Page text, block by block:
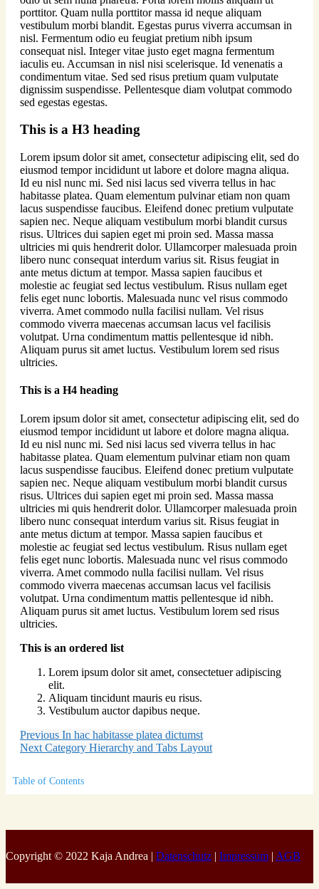
porttitor. Quam nulla porttitor massa id neque aliquam
vestibulum morbi blandit. Egestas purus viverra accumsan in
nisl. Fermentum odio eu feugiat pretium nibh ipsum
consequat nisl. Integer vitae justo eget magna fermentum
iaculis eu. Accumsan in nisl nisi scelerisque. Id venenatis a
condimentum vitae. Sed sed risus pretium quam vulputate
dignissim suspendisse. Pellentesque diam volutpat commodo
sed egestas egestas.
This is a H3 heading
Lorem ipsum dolor sit amet, consectetur adipiscing elit, sed do
eiusmod tempor incididunt ut labore et dolore magna aliqua.
Id eu nisl nunc mi. Sed nisi lacus sed viverra tellus in hac
habitasse platea. Quam elementum pulvinar etiam non quam
lacus suspendisse faucibus. Eleifend donec pretium vulputate
sapien nec. Neque aliquam vestibulum morbi blandit cursus
risus. Ultrices dui sapien eget mi proin sed. Massa massa
ultricies mi quis hendrerit dolor. Ullamcorper malesuada proin
libero nunc consequat interdum varius sit. Risus feugiat in
ante metus dictum at tempor. Massa sapien faucibus et
molestie ac feugiat sed lectus vestibulum. Risus nullam eget
felis eget nunc lobortis. Malesuada nunc vel risus commodo
viverra. Amet commodo nulla facilisi nullam. Vel risus
commodo viverra maecenas accumsan lacus vel facilisis
volutpat. Urna condimentum mattis pellentesque id nibh.
Aliquam purus sit amet luctus. Vestibulum lorem sed risus
ultricies.
This is a H4 heading
Lorem ipsum dolor sit amet, consectetur adipiscing elit, sed do
eiusmod tempor incididunt ut labore et dolore magna aliqua.
Id eu nisl nunc mi. Sed nisi lacus sed viverra tellus in hac
habitasse platea. Quam elementum pulvinar etiam non quam
lacus suspendisse faucibus. Eleifend donec pretium vulputate
sapien nec. Neque aliquam vestibulum morbi blandit cursus
risus. Ultrices dui sapien eget mi proin sed. Massa massa
ultricies mi quis hendrerit dolor. Ullamcorper malesuada proin
libero nunc consequat interdum varius sit. Risus feugiat in
ante metus dictum at tempor. Massa sapien faucibus et
molestie ac feugiat sed lectus vestibulum. Risus nullam eget
felis eget nunc lobortis. Malesuada nunc vel risus commodo
viverra. Amet commodo nulla facilisi nullam. Vel risus
commodo viverra maecenas accumsan lacus vel facilisis
volutpat. Urna condimentum mattis pellentesque id nibh.
Aliquam purus sit amet luctus. Vestibulum lorem sed risus
ultricies.
This is an ordered list
Lorem ipsum dolor sit amet, consectetuer adipiscing
elit.
Aliquam tincidunt mauris eu risus.
Vestibulum auctor dapibus neque.
Previous In hac habitasse platea dictumst
Next Category Hierarchy and Tabs Layout
Table of Contents
Copyright © 2022 Kaja Andrea | Datenschutz Impressum AGB